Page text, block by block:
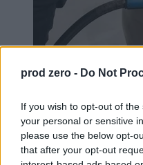
prod zero - Do Not
If you wish to opt-out of
your personal or sensitive
please use the below opt-
that after your opt-out
Może być taniej na
cen paliw
W pierwszym tygodniu
Analitycy rynku przekonują,